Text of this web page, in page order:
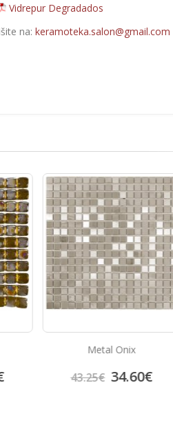
Vidrepur Degradados
na: keramoteka.salon@gmail.com
Metal Onix
43.25€ 34.60€